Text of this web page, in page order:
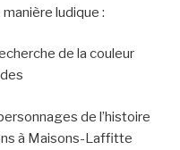
ludique :
de la couleur
de l’histoire
à Maisons-Laffitte